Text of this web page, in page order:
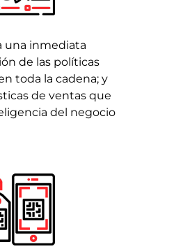
una inmediata
de las políticas
toda la cadena; y
de ventas que
del negocio